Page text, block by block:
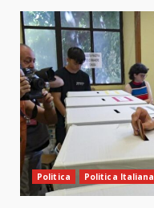
Politica Politica Italiana